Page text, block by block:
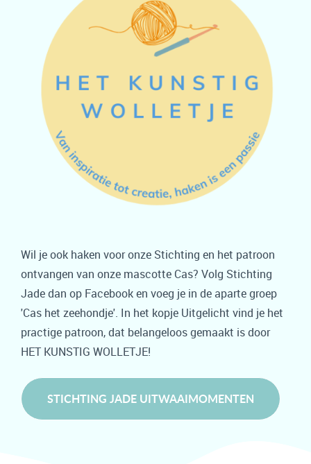
Wil je ook haken voor onze Stichting en het patroon
ontvangen van onze mascotte Cas? Volg Stichting
Jade dan op Facebook en voeg je in de aparte groep
'Cas het zeehondje'. In het kopje Uitgelicht vind je het
practige patroon, dat belangeloos gemaakt is door
HET KUNSTIG WOLLETJE!
STICHTING JADE UITWAAIMOMENTEN